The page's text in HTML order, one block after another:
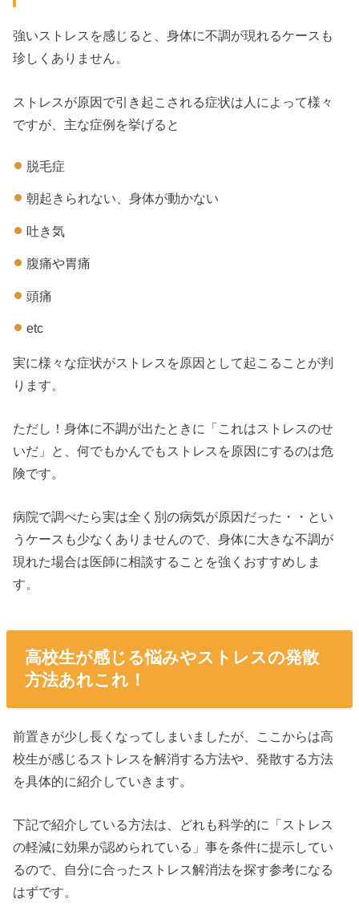
強いストレスを感じると、身体に不調が現れるケースも
珍しくありません。
ストレスが原因で引き起こされる症状は人によって様々
ですが、主な症例を挙げると
脱毛症
朝起きられない、身体が動かない
吐き気
腹痛や胃痛
頭痛
etc
実に様々な症状がストレスを原因として起こることが判
ります。
ただし！身体に不調が出たときに「これはストレスのせ
いだ」と、何でもかんでもストレスを原因にするのは危
険です。
病院で調べたら実は全く別の病気が原因だった・・とい
うケースも少なくありませんので、身体に大きな不調が
現れた場合は医師に相談することを強くおすすめしま
す。
高校生が感じる悩みやストレスの発散
方法あれこれ！
前置きが少し長くなってしまいましたが、ここからは高
校生が感じるストレスを解消する方法や、発散する方法
を具体的に紹介していきます。
下記で紹介している方法は、どれも科学的に「ストレス
の軽減に効果が認められている」事を条件に提示してい
るので、自分に合ったストレス解消法を探す参考になる
はずです。